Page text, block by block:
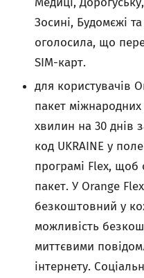
Зосині, Будомєжі
оголосила, що
SIM-карт.
для користувачів
пакет міжнародних
хвилин на 30 днів
код UKRAINE у
програмі Flex,
пакет. У Orange
безкоштовний у
можливість
миттєвими
інтернету.